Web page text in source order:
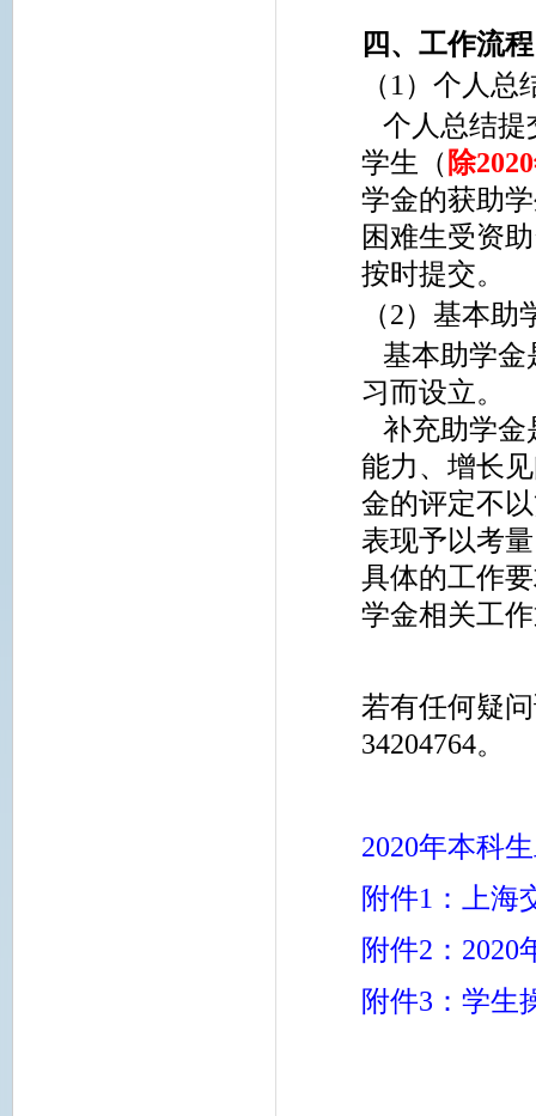
四、工作流程
（1）个人总
个人总结提
学生（ 除
学金的获助
困难生受资
按时提交。
（2）基本
基本助学金
习而设立。
补充助学金
能力、增长
金的评定不
表现予以考
具体的工作
学金相关工
若有任何疑
34204764。
2020年本科
附件1：上海
附件2：
附件3：学生